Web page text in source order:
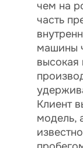
чем на
часть
машины
Клиент
модель,